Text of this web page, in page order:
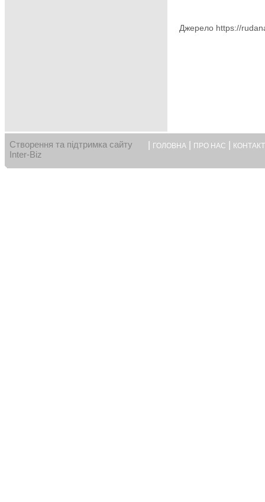
Джерело https://
Створення та підтримка сайту
Inter-Biz
ГОЛОВНА ПРО НАС